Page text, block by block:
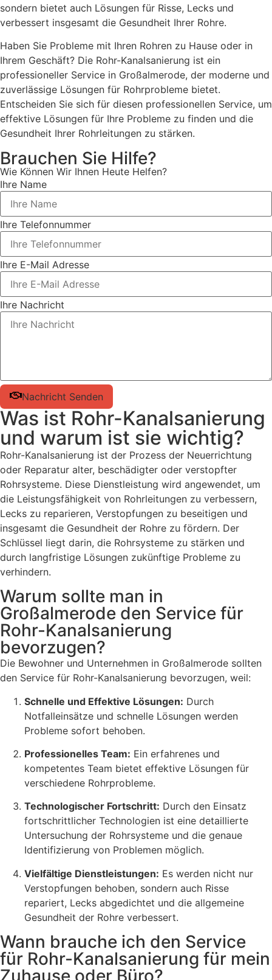
sondern bietet auch Lösungen für Risse, Lecks und
verbessert insgesamt die Gesundheit Ihrer Rohre.
Haben Sie Probleme mit Ihren Rohren zu Hause oder in
Ihrem Geschäft? Die Rohr-Kanalsanierung ist ein
professioneller Service in Großalmerode, der moderne und
zuverlässige Lösungen für Rohrprobleme bietet.
Entscheiden Sie sich für diesen professionellen Service, um
effektive Lösungen für Ihre Probleme zu finden und die
Gesundheit Ihrer Rohrleitungen zu stärken.
Brauchen Sie Hilfe?
Wie Können Wir Ihnen Heute Helfen?
Ihre Name
Ihre Telefonnummer
Ihre E-Mail Adresse
Ihre Nachricht
Nachricht Senden
Was ist Rohr-Kanalsanierung
und warum ist sie wichtig?
Rohr-Kanalsanierung ist der Prozess der Neuerrichtung
oder Reparatur alter, beschädigter oder verstopfter
Rohrsysteme. Diese Dienstleistung wird angewendet, um
die Leistungsfähigkeit von Rohrleitungen zu verbessern,
Lecks zu reparieren, Verstopfungen zu beseitigen und
insgesamt die Gesundheit der Rohre zu fördern. Der
Schlüssel liegt darin, die Rohrsysteme zu stärken und
durch langfristige Lösungen zukünftige Probleme zu
verhindern.
Warum sollte man in
Großalmerode den Service für
Rohr-Kanalsanierung
bevorzugen?
Die Bewohner und Unternehmen in Großalmerode sollten
den Service für Rohr-Kanalsanierung bevorzugen, weil:
Schnelle und Effektive Lösungen: Durch
Notfalleinsätze und schnelle Lösungen werden
Probleme sofort behoben.
Professionelles Team: Ein erfahrenes und
kompetentes Team bietet effektive Lösungen für
verschiedene Rohrprobleme.
Technologischer Fortschritt: Durch den Einsatz
fortschrittlicher Technologien ist eine detaillierte
Untersuchung der Rohrsysteme und die genaue
Identifizierung von Problemen möglich.
Vielfältige Dienstleistungen: Es werden nicht nur
Verstopfungen behoben, sondern auch Risse
repariert, Lecks abgedichtet und die allgemeine
Gesundheit der Rohre verbessert.
Wann brauche ich den Service
für Rohr-Kanalsanierung für mein
Zuhause oder Büro?